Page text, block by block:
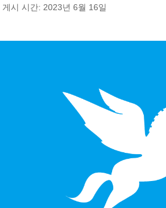
게시 시간: 2023년 6월 16일